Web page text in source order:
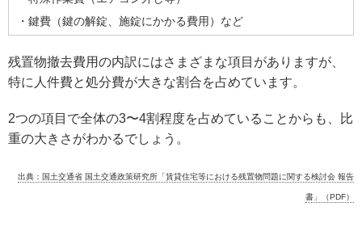
・鍵費（鍵の解錠、施錠にかかる費用）など
残置物撤去費用の内訳にはさまざまな項目がありますが、
特に人件費と処分費が大きな割合を占めています。
2つの項目で全体の3〜4割程度を占めていることからも、比
重の大きさがわかるでしょう。
出典：国土交通省 国土交通政策研究所「賃貸住宅等における残置物問題に関する検討会 報告
書」（PDF）